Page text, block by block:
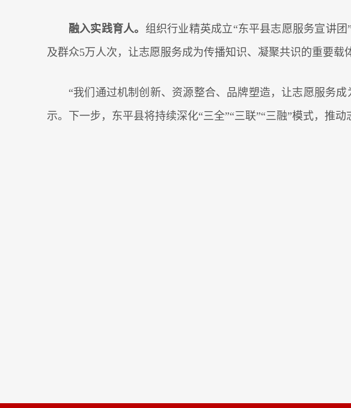
融入实践育人。 组织行业精英成立“东平县志愿服务宣讲
及群众5万人次，让志愿服务成为传播知识、凝聚共识的重要载
“我们通过机制创新、资源整合、品牌塑造，让志愿服务
示。下一步，东平县将持续深化“三全”“三联”“三融”模式，推